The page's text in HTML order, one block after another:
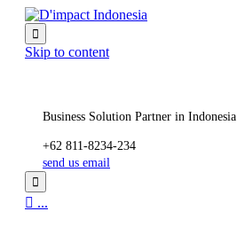

Skip to content
Business Solution Partner in Indonesia
+62 811-8234-234
send us email

 ...